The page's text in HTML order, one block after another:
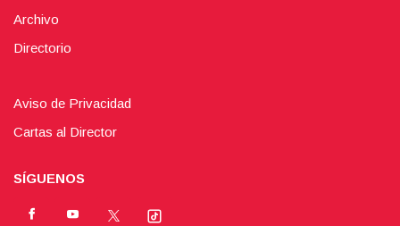
Archivo
Directorio
Aviso de Privacidad
Cartas al Director
SÍGUENOS